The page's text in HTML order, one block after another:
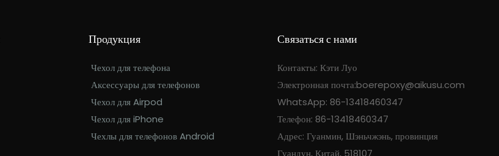
Продукция
Чехол для телефона
Аксессуары для телефонов
Чехол для Airpod
Чехол для iPhone
Чехлы для телефонов Android
Связаться с нами
Контакты: Кэти Луо
Электронная почта:boerepoxy@aikusu.com
WhatsApp: 86-13418460347
Телефон: 86-13418460347
Адрес: Гуанмин, Шэньчжэнь, провинция